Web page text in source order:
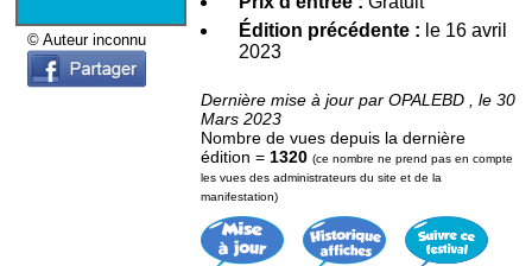
© Auteur inconnu
Édition précédente : le 16 avril
2023
Dernière mise à jour par OPALEBD , le 30
Mars 2023
Nombre de vues depuis la dernière
édition = 1320 (ce nombre ne prend pas en compte
les vues des administrateurs du site et de la
manifestation)